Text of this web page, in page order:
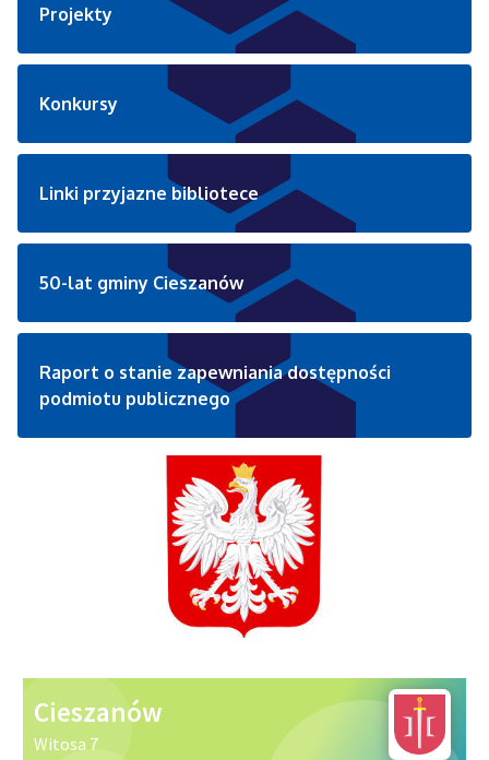
Projekty
Konkursy
Linki przyjazne bibliotece
50-lat gminy Cieszanów
Raport o stanie zapewniania dostępności
podmiotu publicznego